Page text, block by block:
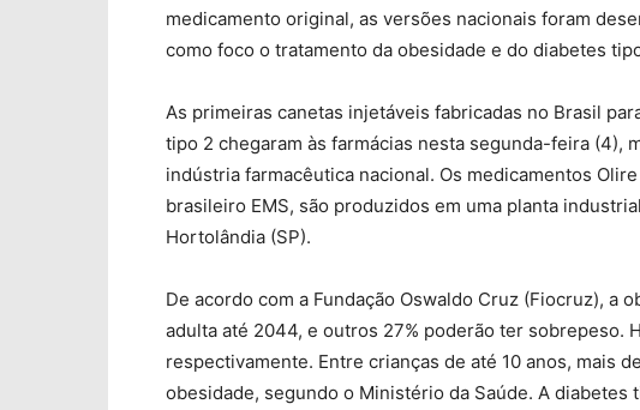
medicamento original, as versões nacionais foram
como foco o tratamento da obesidade e do diabetes
As primeiras canetas injetáveis fabricadas no Brasil
tipo 2 chegaram às farmácias nesta segunda-feira (4),
indústria farmacêutica nacional. Os medicamentos
brasileiro EMS, são produzidos em uma planta
Hortolândia (SP).
De acordo com a Fundação Oswaldo Cruz (Fiocruz), a
adulta até 2044, e outros 27% poderão ter sobrepeso.
respectivamente. Entre crianças de até 10 anos, mais
obesidade, segundo o Ministério da Saúde. A